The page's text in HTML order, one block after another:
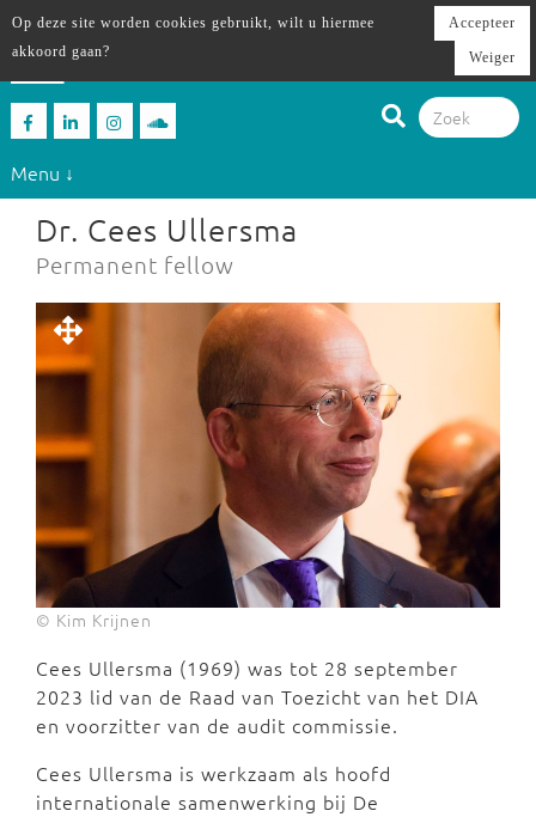
Menu ↓
Dr. Cees Ullersma
Permanent fellow
© Kim Krijnen
Cees Ullersma (1969) was tot 28 september
2023 lid van de Raad van Toezicht van het DIA
en voorzitter van de audit commissie.
Cees Ullersma is werkzaam als hoofd
internationale samenwerking bij De
Op deze site worden cookies gebruikt, wilt u hiermee
akkoord gaan?
Accepteer
Weiger